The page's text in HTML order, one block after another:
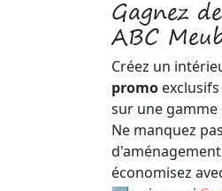
Gagnez
ABC
Créez un
promo
sur une gamme
Ne manquez
économisez